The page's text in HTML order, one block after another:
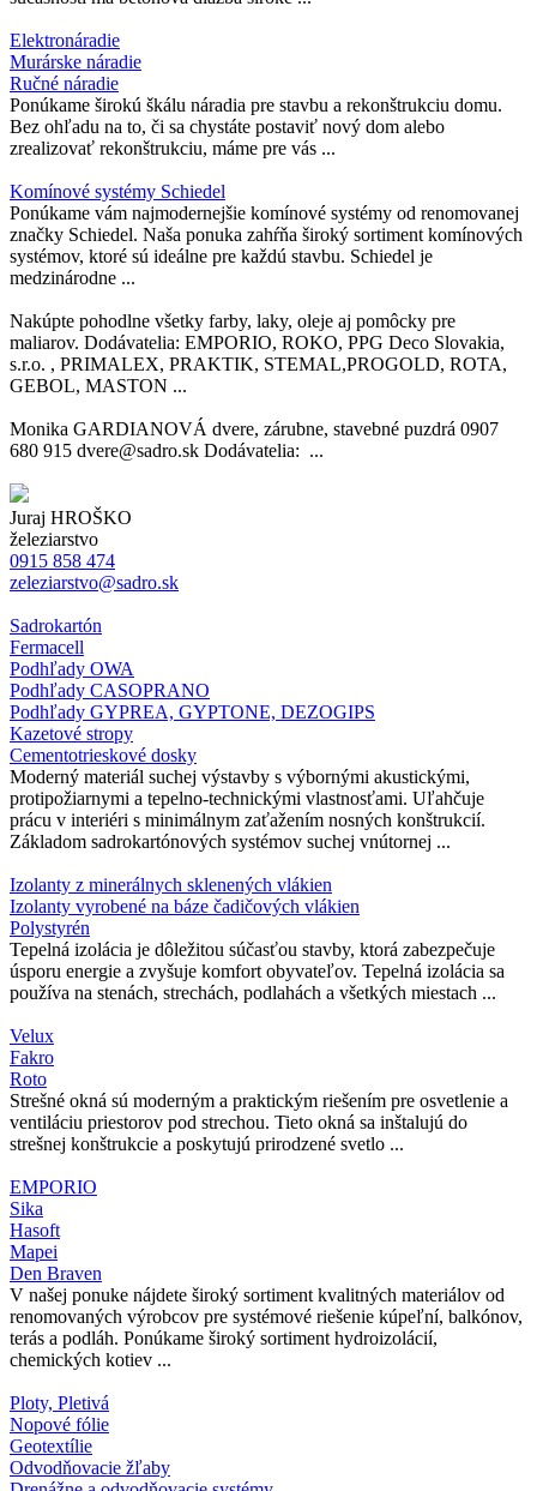
Elektronáradie
Murárske náradie
Ručné náradie
Ponúkame širokú škálu náradia pre stavbu a rekonštrukciu domu.
Bez ohľadu na to, či sa chystáte postaviť nový dom alebo
zrealizovať rekonštrukciu, máme pre vás ...
Komínové systémy Schiedel
Ponúkame vám najmodernejšie komínové systémy od renomovanej
značky Schiedel. Naša ponuka zahŕňa široký sortiment komínových
systémov, ktoré sú ideálne pre každú stavbu. Schiedel je
medzinárodne ...
Nakúpte pohodlne všetky farby, laky, oleje aj pomôcky pre
maliarov. Dodávatelia: EMPORIO, ROKO, PPG Deco Slovakia,
s.r.o. , PRIMALEX, PRAKTIK, STEMAL,PROGOLD, ROTA,
GEBOL, MASTON ...
Monika GARDIANOVÁ dvere, zárubne, stavebné puzdrá 0907
680 915 dvere@sadro.sk Dodávatelia: ...
Juraj HROŠKO
železiarstvo
0915 858 474
zeleziarstvo@sadro.sk
Sadrokartón
Fermacell
Podhľady OWA
Podhľady CASOPRANO
Podhľady GYPREA, GYPTONE, DEZOGIPS
Kazetové stropy
Cementotrieskové dosky
Moderný materiál suchej výstavby s výbornými akustickými,
protipožiarnymi a tepelno-technickými vlastnosťami. Uľahčuje
prácu v interiéri s minimálnym zaťažením nosných konštrukcií.
Základom sadrokartónových systémov suchej vnútornej ...
Izolanty z minerálnych sklenených vlákien
Izolanty vyrobené na báze čadičových vlákien
Polystyrén
Tepelná izolácia je dôležitou súčasťou stavby, ktorá zabezpečuje
úsporu energie a zvyšuje komfort obyvateľov. Tepelná izolácia sa
používa na stenách, strechách, podlahách a všetkých miestach ...
Velux
Fakro
Roto
Strešné okná sú moderným a praktickým riešením pre osvetlenie a
ventiláciu priestorov pod strechou. Tieto okná sa inštalujú do
strešnej konštrukcie a poskytujú prirodzené svetlo ...
EMPORIO
Sika
Hasoft
Mapei
Den Braven
V našej ponuke nájdete široký sortiment kvalitných materiálov od
renomovaných výrobcov pre systémové riešenie kúpeľní, balkónov,
terás a podláh. Ponúkame široký sortiment hydroizolácií,
chemických kotiev ...
Ploty, Pletivá
Nopové fólie
Geotextílie
Odvodňovacie žľaby